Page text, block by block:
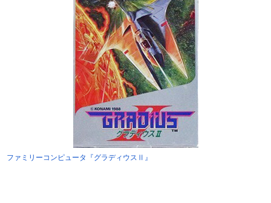
ファミリーコンピュータ『グラディウスⅡ』